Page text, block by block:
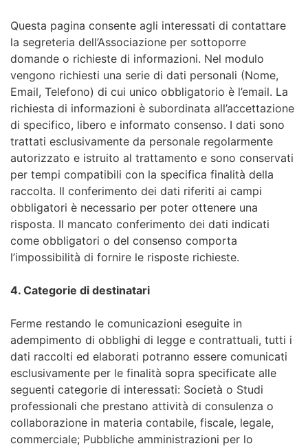
Questa pagina consente agli interessati di contattare
la segreteria dell’Associazione per sottoporre
domande o richieste di informazioni. Nel modulo
vengono richiesti una serie di dati personali (Nome,
Email, Telefono) di cui unico obbligatorio è l’email. La
richiesta di informazioni è subordinata all’accettazione
di specifico, libero e informato consenso. I dati sono
trattati esclusivamente da personale regolarmente
autorizzato e istruito al trattamento e sono conservati
per tempi compatibili con la specifica finalità della
raccolta. Il conferimento dei dati riferiti ai campi
obbligatori è necessario per poter ottenere una
risposta. Il mancato conferimento dei dati indicati
come obbligatori o del consenso comporta
l’impossibilità di fornire le risposte richieste.
4. Categorie di destinatari
Ferme restando le comunicazioni eseguite in
adempimento di obblighi di legge e contrattuali, tutti i
dati raccolti ed elaborati potranno essere comunicati
esclusivamente per le finalità sopra specificate alle
seguenti categorie di interessati: Società o Studi
professionali che prestano attività di consulenza o
collaborazione in materia contabile, fiscale, legale,
commerciale; Pubbliche amministrazioni per lo